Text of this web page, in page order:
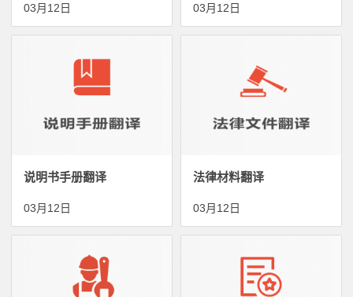
03月12日 03月12日
说明书手册翻译
03月12日
法律材料翻译
03月12日